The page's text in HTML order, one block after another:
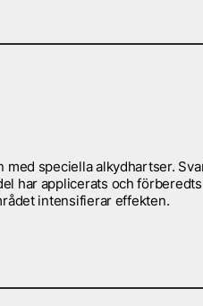
speciella alkydhartser.
har applicerats och
intensifierar effekten.